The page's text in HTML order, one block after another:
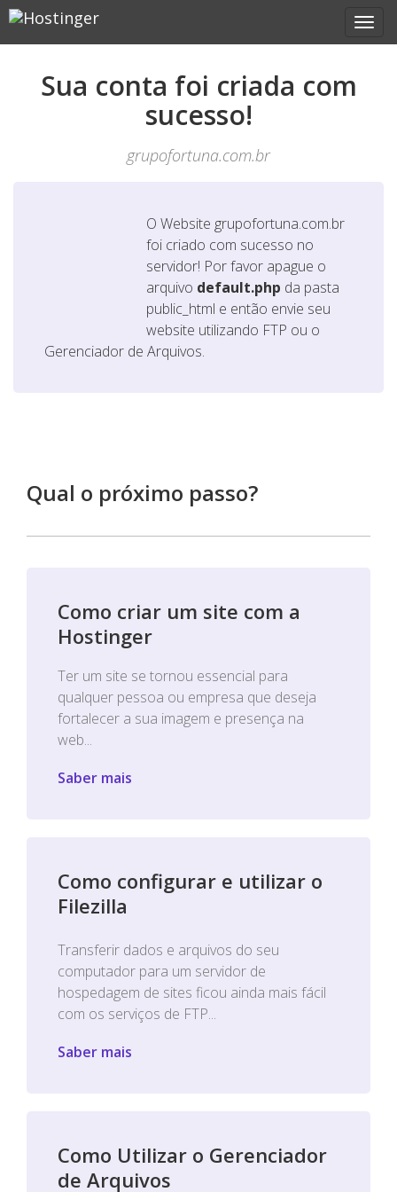
Sua conta foi criada com
sucesso!
grupofortuna.com.br
O Website grupofortuna.com.br
foi criado com sucesso no
servidor! Por favor apague o
arquivo default.php da pasta
public_html e então envie seu
website utilizando FTP ou o
Gerenciador de Arquivos.
Qual o próximo passo?
Como criar um site com a
Hostinger
Ter um site se tornou essencial para
qualquer pessoa ou empresa que deseja
fortalecer a sua imagem e presença na
web...
Saber mais
Como configurar e utilizar o
Filezilla
Transferir dados e arquivos do seu
computador para um servidor de
hospedagem de sites ficou ainda mais fácil
com os serviços de FTP...
Saber mais
Como Utilizar o Gerenciador
de Arquivos